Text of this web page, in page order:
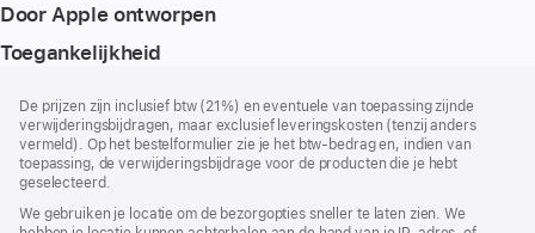
Door Apple ontworpen
Toegankelijkheid
De prijzen zijn inclusief btw (21%) en eventuele van toepassing zijnde
verwijderingsbijdragen, maar exclusief leveringskosten (tenzij anders
vermeld). Op het bestelformulier zie je het btw-bedrag en, indien van
toepassing, de verwijderingsbijdrage voor de producten die je hebt
geselecteerd.
We gebruiken je locatie om de bezorgopties sneller te laten zien. We